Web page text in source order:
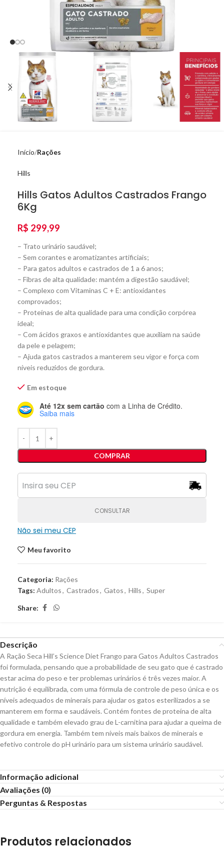
Início Rações
Hills
Hills Gatos Adultos Castrados Frango
6Kg
R$ 299,99
– Trato urinário saudável;
– Sem corantes e aromatizantes artificiais;
– Para gatos adultos e castrados de 1 a 6 anos;
– Fibras de alta qualidade: mantém a digestão saudável;
– Complexo com Vitaminas C + E: antioxidantes
comprovados;
– Proteínas de alta qualidade para uma condição corpórea
ideal;
– Com ácidos graxos e antioxidantes que auxiliam na saúde
da pele e pelagem;
– Ajuda gatos castrados a manterem seu vigor e força com
níveis reduzidos de gordura.
Em estoque
Até 12x sem cartão com a Linha de Crédito.
Saiba mais
COMPRAR
CONSULTAR
Não sei meu CEP
Meu favorito
Categoria: Rações
Tags: Adultos, Castrados, Gatos, Hills, Super
Share:
Descrição
A Ração Seca Hill’s Science Diet Frango para Gatos Adultos Castrados
foi formulada, pensando que a probabilidade de seu gato que é castrado
estar acima do peso e ter problemas urinários é três vezes maior. A
nutrição é equilibrada, com uma fórmula de controle de peso única e os
níveis adequados de minerais para ajudar os gatos esterilizados a se
manterem em forma e saudáveis. Contém fontes de proteína de alta
qualidade e também elevado grau de L-carnitina para ajudar a queima de
gordura em energia. Também tem níveis mais baixos de minerais e
efetivo controle do pH urinário para um sistema urinário saudável.
Informação adicional
Avaliações (0)
Perguntas & Respostas
Produtos relacionados